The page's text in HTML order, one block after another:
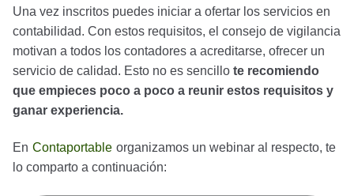
Una vez inscritos puedes iniciar a ofertar los servicios en
contabilidad. Con estos requisitos, el consejo de vigilancia
motivan a todos los contadores a acreditarse, ofrecer un
servicio de calidad. Esto no es sencillo te recomiendo
que empieces poco a poco a reunir estos requisitos y
ganar experiencia.
En Contaportable organizamos un webinar al respecto, te
lo comparto a continuación: